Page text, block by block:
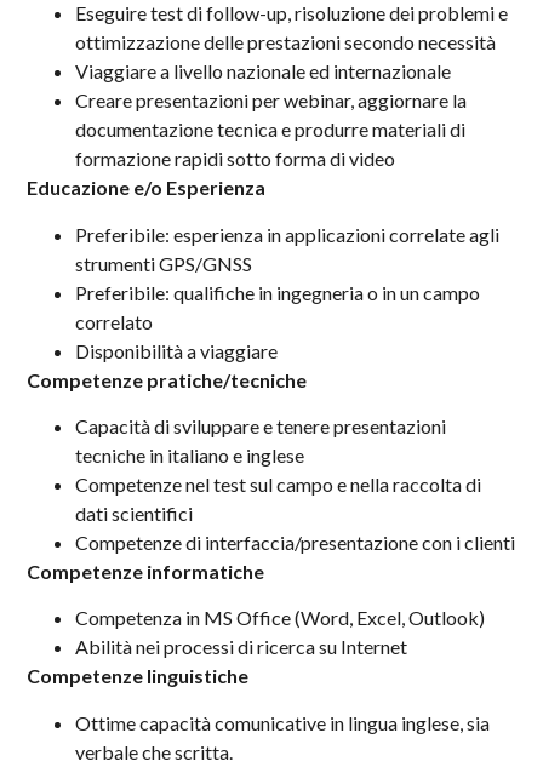
Eseguire test di follow-up, risoluzione dei problemi e
ottimizzazione delle prestazioni secondo necessità
Viaggiare a livello nazionale ed internazionale
Creare presentazioni per webinar, aggiornare la
documentazione tecnica e produrre materiali di
formazione rapidi sotto forma di video
Educazione e/o Esperienza
Preferibile: esperienza in applicazioni correlate agli
strumenti GPS/GNSS
Preferibile: qualifiche in ingegneria o in un campo
correlato
Disponibilità a viaggiare
Competenze pratiche/tecniche
Capacità di sviluppare e tenere presentazioni
tecniche in italiano e inglese
Competenze nel test sul campo e nella raccolta di
dati scientifici
Competenze di interfaccia/presentazione con i clienti
Competenze informatiche
Competenza in MS Office (Word, Excel, Outlook)
Abilità nei processi di ricerca su Internet
Competenze linguistiche
Ottime capacità comunicative in lingua inglese, sia
verbale che scritta.